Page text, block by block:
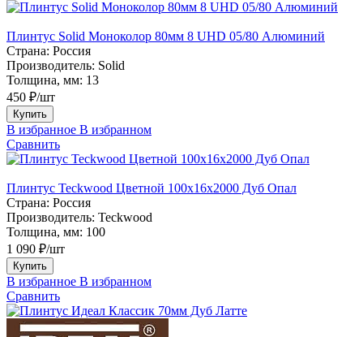
Плинтус Solid Моноколор 80мм 8 UHD 05/80 Алюминий
Страна: Россия
Производитель: Solid
Толщина, мм: 13
450 ₽/шт
Купить
В избранное В избранном
Сравнить
Плинтус Teckwood Цветной 100x16х2000 Дуб Опал
Страна: Россия
Производитель: Teckwood
Толщина, мм: 100
1 090 ₽/шт
Купить
В избранное В избранном
Сравнить